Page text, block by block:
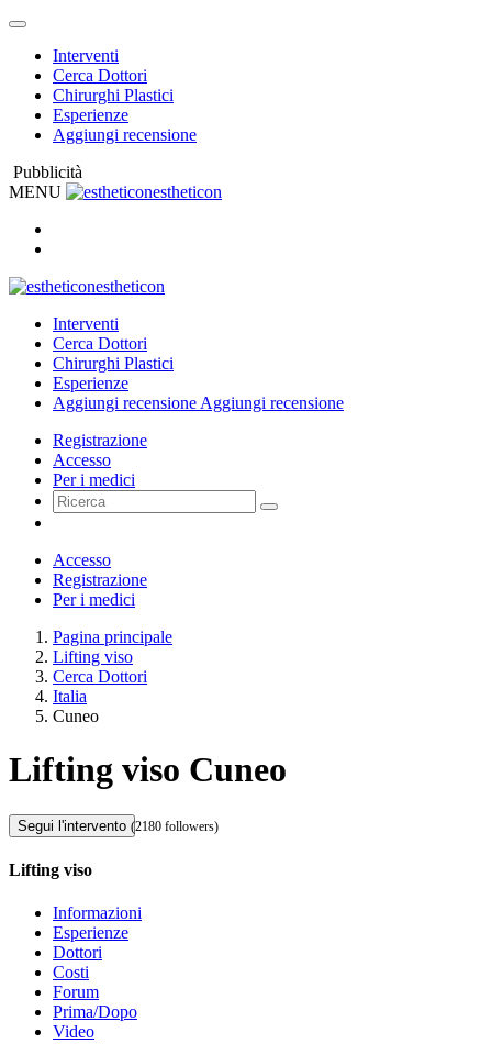
Interventi
Cerca Dottori
Chirurghi Plastici
Esperienze
Aggiungi recensione
Pubblicità
MENU
estheticon
estheticon
Interventi
Cerca Dottori
Chirurghi Plastici
Esperienze
Aggiungi recensione Aggiungi recensione
Registrazione
Accesso
Per i medici
Accesso
Registrazione
Per i medici
Pagina principale
Lifting viso
Cerca Dottori
Italia
Cuneo
Lifting viso Cuneo
Segui l'intervento (2180 followers)
Lifting viso
Informazioni
Esperienze
Dottori
Costi
Forum
Prima/Dopo
Video